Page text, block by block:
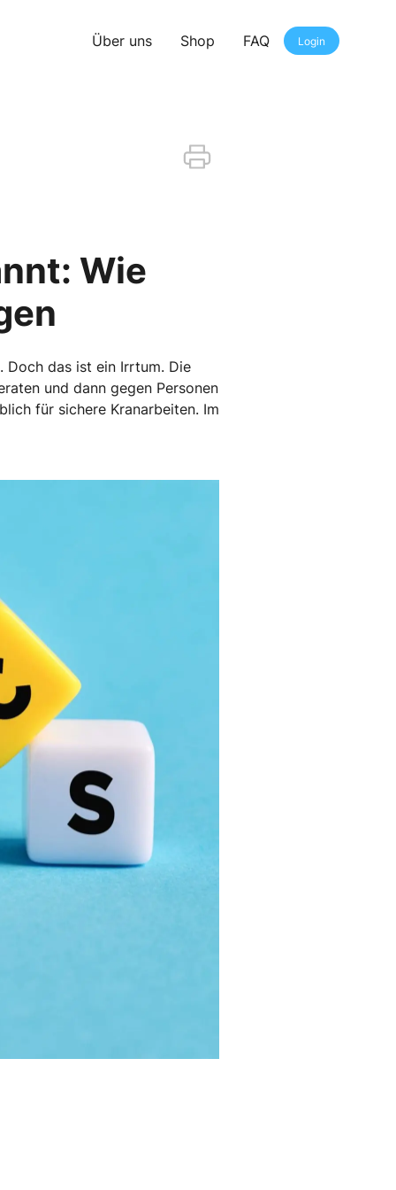
Über uns Shop FAQ Login
Wie
Doch das ist ein Irrtum. Die
und dann gegen Personen
für sichere Kranarbeiten. Im